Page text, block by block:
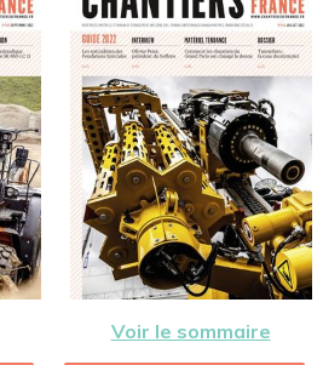
Voir le sommaire